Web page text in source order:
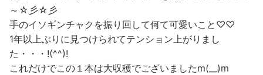
～☆彡☆彡
手のイソギンチャクを振り回して何て可愛いこと♡♡
1年以上ぶりに見つけられてテンション上がりまし
た・・・!(^^)!
これだけでこの１本は大収穫でございましたm(__)m